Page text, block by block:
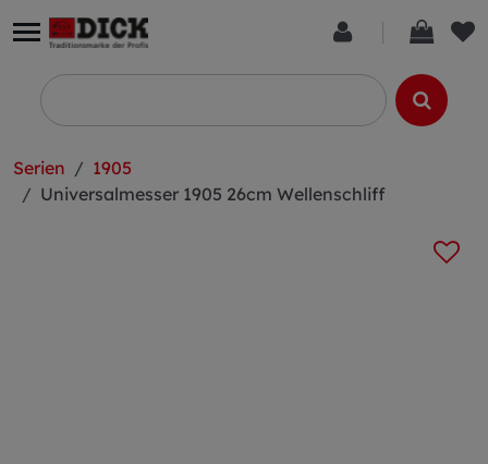
Serien
1905
Universalmesser 1905 26cm Wellenschliff